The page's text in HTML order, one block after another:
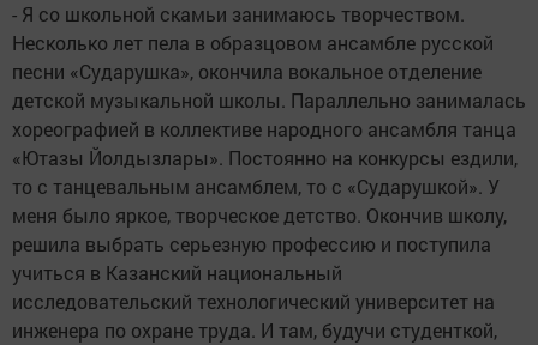
- Я со школьной скамьи занимаюсь творчеством.
Несколько лет пела в образцовом ансамбле русской
песни «Сударушка», окончила вокальное отделение
детской музыкальной школы. Параллельно занималась
хореографией в коллективе народного ансамбля танца
«Ютазы Йолдызлары». Постоянно на конкурсы ездили,
то с танцевальным ансамблем, то с «Сударушкой». У
меня было яркое, творческое детство. Окончив школу,
решила выбрать серьезную профессию и поступила
учиться в Казанский национальный
исследовательский технологический университет на
инженера по охране труда. И там, будучи студенткой,